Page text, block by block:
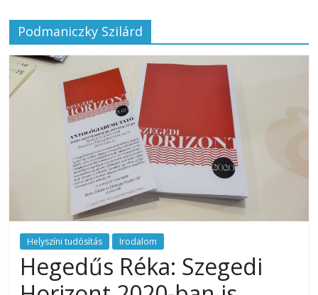
Podmaniczky Szilárd
Helyszíni tudósítás Irodalom
Hegedűs Réka: Szegedi